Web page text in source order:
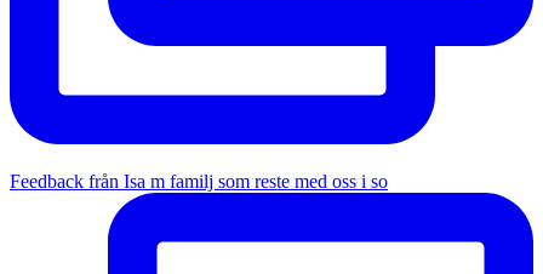
Feedback från Isa m familj som reste med oss i so